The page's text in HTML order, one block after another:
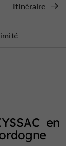
Itinéraire
en